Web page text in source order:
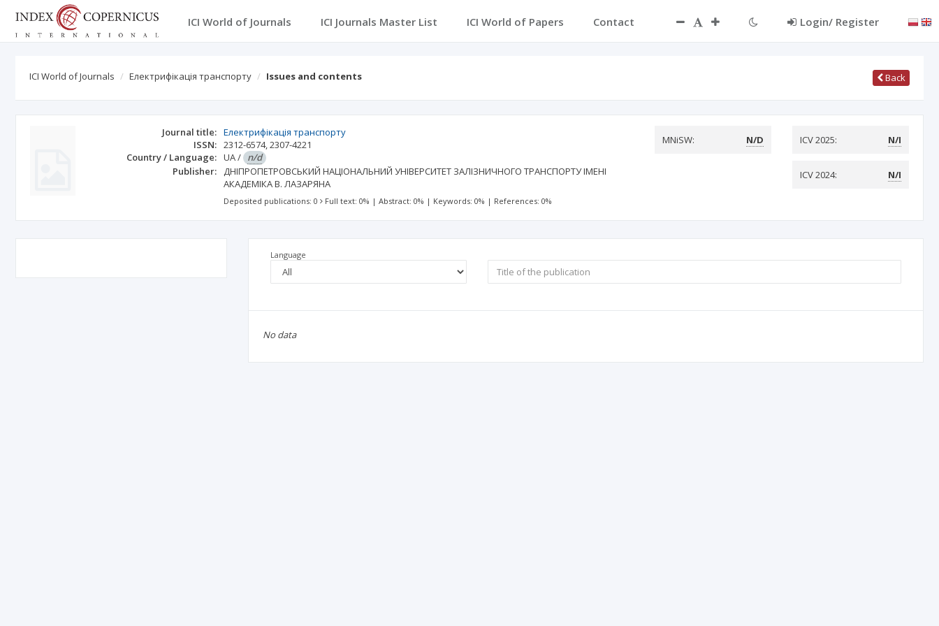
ICI World of Journals ICI Journals Master List ICI World of Papers Contact Login/ Register
ICI World of Journals Електрифікація транспорту Issues and contents Back
Journal title: Електрифікація транспорту
ISSN: 2312-6574,2307-4221
Country / Language: UA/ n/d
Publisher: ДНІПРОПЕТРОВСЬКИЙ НАЦІОНАЛЬНИЙ УНІВЕРСИТЕТ ЗАЛІЗНИЧНОГО ТРАНСПОРТУ ІМЕНІ
АКАДЕМІКА В. ЛАЗАРЯНА
MNiSW: N/D ICV 2025: N/I
ICV 2024: N/I
Deposited publications: 0 Full text: 0% |Abstract: 0% | Keywords: 0% | References: 0%
Language
No data